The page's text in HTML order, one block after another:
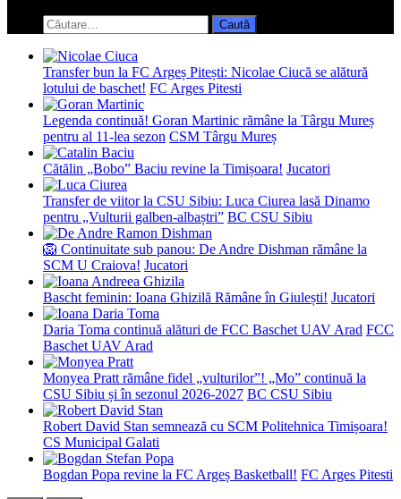
search
form
Caută
după:
Transfer bun la FC Argeș Pitești: Nicolae Ciucă se alătură
lotului de baschet! FC Arges Pitesti
Legenda continuă! Goran Martinic rămâne la Târgu Mureș
pentru al 11-lea sezon CSM Târgu Mureș
Cătălin „Bobo” Baciu revine la Timișoara! Jucatori
Transfer de viitor la CSU Sibiu: Luca Ciurea lasă Dinamo
pentru „Vulturii galben-albaștri” BC CSU Sibiu
🦁 Continuitate sub panou: De Andre Dishman rămâne la
SCM U Craiova! Jucatori
Bascht feminin: Ioana Ghizilă Rămâne în Giulești! Jucatori
Daria Toma continuă alături de FCC Baschet UAV Arad FCC
Baschet UAV Arad
Monyea Pratt rămâne fidel „vulturilor”! „Mo” continuă la
CSU Sibiu și în sezonul 2026-2027 BC CSU Sibiu
Robert David Stan semnează cu SCM Politehnica Timișoara!
CS Municipal Galati
Bogdan Popa revine la FC Argeș Basketball! FC Arges Pitesti